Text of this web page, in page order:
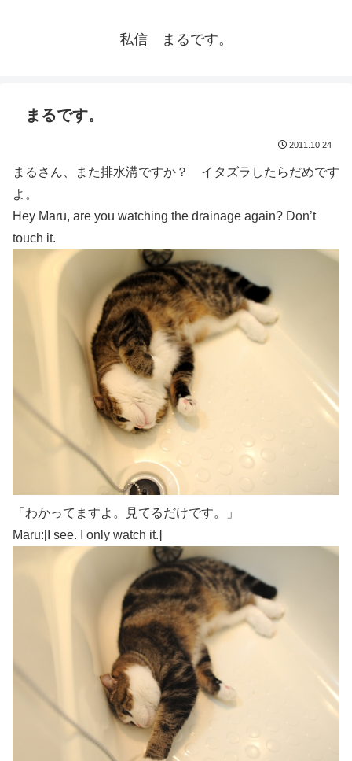
私信 まるです。
まるです。
2011.10.24
まるさん、また排水溝ですか？ イタズラしたらだめです
よ。
Hey Maru, are you watching the drainage again? Don’t
touch it.
「わかってますよ。見てるだけです。」
Maru:[I see. I only watch it.]